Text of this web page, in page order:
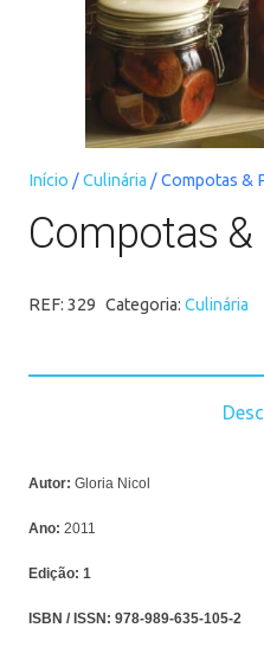
Ajuda / Informações
Contactos
Início /Culinária / Compotas &
Compotas &
REF: 329 Categoria: Culinária
Autor: Gloria Nicol
Ano: 2011
Edição: 1
ISBN / ISSN: 978-989-635-105-2